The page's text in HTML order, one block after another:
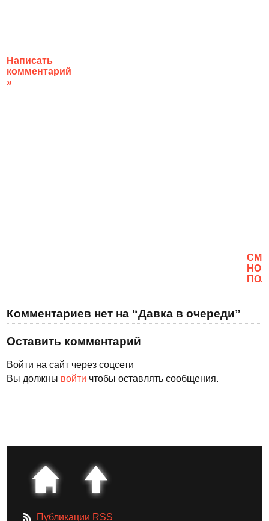
Написать
комментарий
»
Комментариев нет на “Давка в очереди”
Оставить комментарий
Войти на сайт через соцсети
Вы должны войти чтобы оставлять сообщения.
Публикации RSS